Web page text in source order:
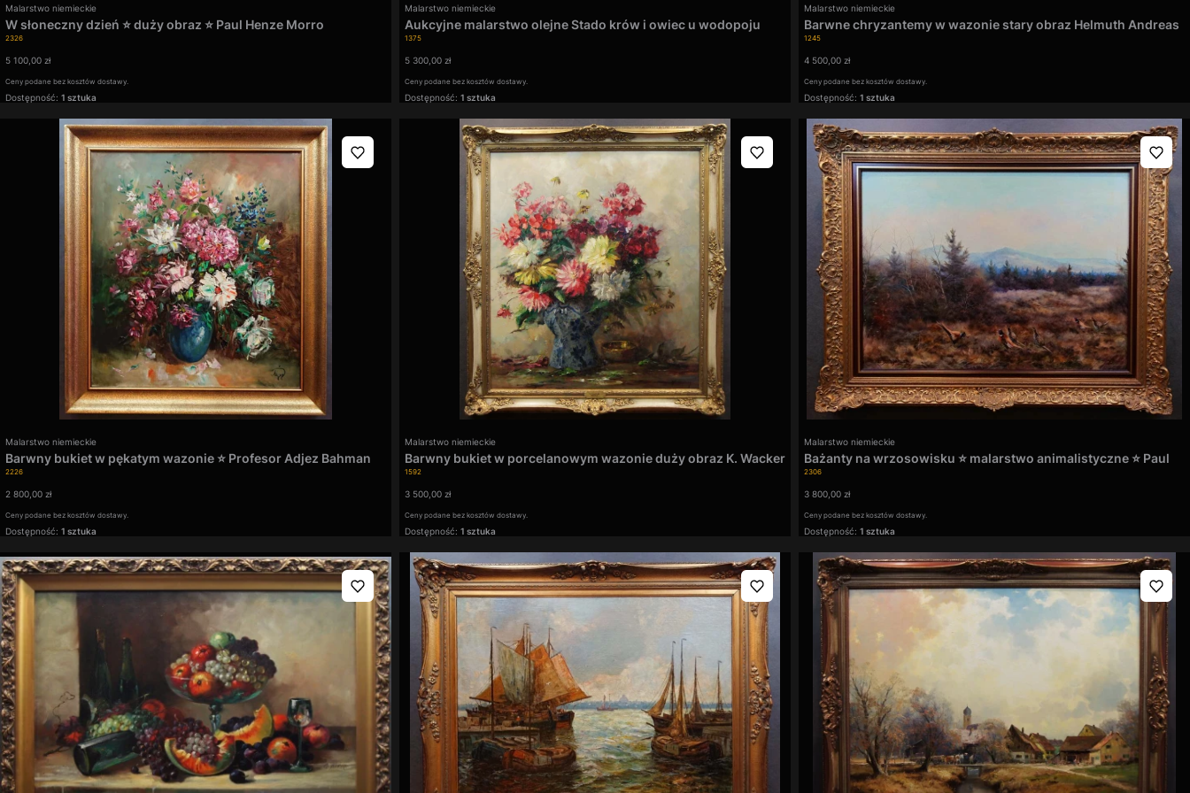
Kod produktu
2326
W słoneczny dzień ⭐ duży obraz ⭐ Paul Henze Morro
Producent
Malarstwo niemieckie
Cena
5 100,00 zł
Ceny podane bez kosztów dostawy.
Dostępność: 1 sztuka
Kod produktu
1375
Aukcyjne malarstwo olejne Stado krów i owiec u wodopoju
Günter König
Producent
Malarstwo niemieckie
Cena
5 300,00 zł
Ceny podane bez kosztów dostawy.
Dostępność: 1 sztuka
Kod produktu
1245
Barwne chryzantemy w wazonie stary obraz Helmuth Andreas
Volkwein
Producent
Malarstwo niemieckie
Cena
4 500,00 zł
Ceny podane bez kosztów dostawy.
Dostępność: 1 sztuka
Kod produktu
2226
Barwny bukiet w pękatym wazonie ⭐ Profesor Adjez Bahman
Producent
Malarstwo niemieckie
Cena
2 800,00 zł
Ceny podane bez kosztów dostawy.
Dostępność: 1 sztuka
Kod produktu
1592
Barwny bukiet w porcelanowym wazonie duży obraz K. Wacker
Producent
Malarstwo niemieckie
Cena
3 500,00 zł
Ceny podane bez kosztów dostawy.
Dostępność: 1 sztuka
Kod produktu
2306
Bażanty na wrzosowisku ⭐ malarstwo animalistyczne ⭐ Paul
Wilhelm Dahms
Producent
Malarstwo niemieckie
Cena
3 800,00 zł
Ceny podane bez kosztów dostawy.
Dostępność: 1 sztuka